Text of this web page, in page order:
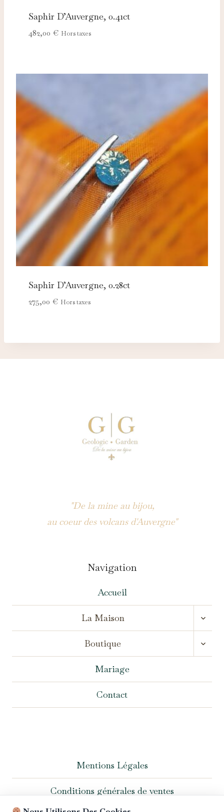
Saphir D’Auvergne, 0.41ct
482,00 € Hors taxes
Saphir D’Auvergne, 0.28ct
275,00 € Hors taxes
"De la mine au bijou,
au coeur des volcans d'Auvergne"
Navigation
Accueil
La Maison
MENU
Boutique
MENU
Mariage
Contact
Mentions Légales
Conditions générales de ventes